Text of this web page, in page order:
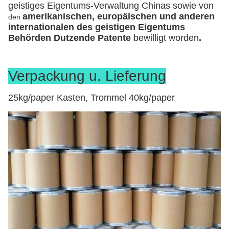
geistiges Eigentums-Verwaltung Chinas sowie von
den amerikanischen, europäischen und anderen
internationalen des geistigen Eigentums
Behörden Dutzende Patente bewilligt worden.
Verpackung u. Lieferung
25kg/paper Kasten, Trommel 40kg/paper